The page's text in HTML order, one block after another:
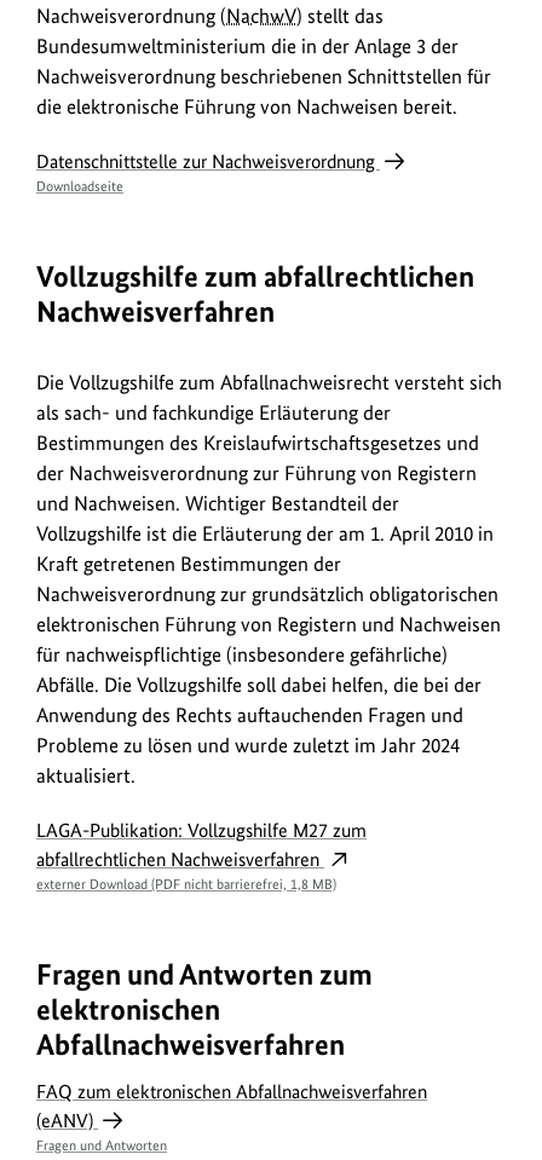
Nachweisverordnung (NachwV) stellt das
Bundesumweltministerium die in der Anlage 3 der
Nachweisverordnung beschriebenen Schnittstellen für
die elektronische Führung von Nachweisen bereit.
Datenschnittstelle zur Nachweisverordnung
Downloadseite
Vollzugshilfe zum abfallrechtlichen
Nachweisverfahren
Die Vollzugshilfe zum Abfallnachweisrecht versteht sich
als sach- und fachkundige Erläuterung der
Bestimmungen des Kreislaufwirtschaftsgesetzes und
der Nachweisverordnung zur Führung von Registern
und Nachweisen. Wichtiger Bestandteil der
Vollzugshilfe ist die Erläuterung der am 1. April 2010 in
Kraft getretenen Bestimmungen der
Nachweisverordnung zur grundsätzlich obligatorischen
elektronischen Führung von Registern und Nachweisen
für nachweispflichtige (insbesondere gefährliche)
Abfälle. Die Vollzugshilfe soll dabei helfen, die bei der
Anwendung des Rechts auftauchenden Fragen und
Probleme zu lösen und wurde zuletzt im Jahr 2024
aktualisiert.
LAGA-Publikation: Vollzugshilfe M27 zum
abfallrechtlichen Nachweisverfahren
externer Download (PDF nicht barrierefrei, 1,8 MB)
Fragen und Antworten zum
elektronischen
Abfallnachweisverfahren
FAQ zum elektronischen Abfallnachweisverfahren
(eANV)
Fragen und Antworten